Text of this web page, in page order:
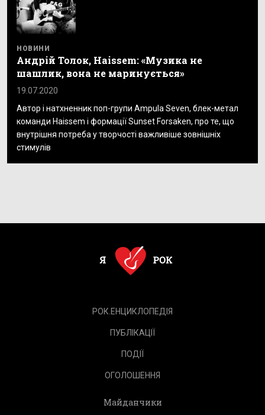
НОВИНИ
Андрій Толок, Haissem: «Музика не
шашлик, вона не маринується»
19.07.2020
Автор і натхненник поп-групи Ampula Seven, блек-метал
команди Haissem і формації Sunset Forsaken, про те, що
внутрішня потреба у творчості важливіше зовнішніх
стимулів
РОК.ЕНЦИКЛОПЕДІЯ
ПУБЛІКАЦІЇ
ПОДІЇ
ОГОЛОШЕННЯ
Майданчики